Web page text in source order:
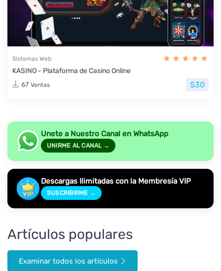
Sistemas Web
KASINO - Plataforma de Casino Online
67 Ventas $30
Unete a Nuestro Canal en WhatsApp
UNIRME AL CANAL →
Descargas Ilimitadas con la Membresía VIP
SUSCRIBIRME →
Artículos populares
Examinar todos los artículos